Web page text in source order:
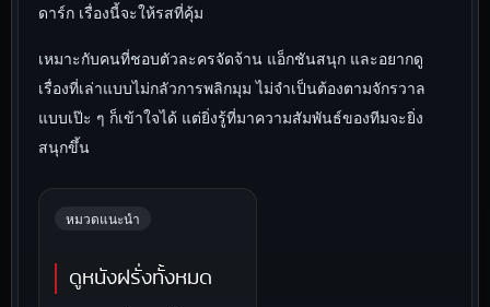
ดาร์ก เรื่องนี้จะให้รสที่คุ้ม
เหมาะกับคนที่ชอบตัวละครจัดจ้าน แอ็กชันสนุก และอยากดู
เรื่องที่เล่าแบบไม่กลัวการพลิกมุม ไม่จำเป็นต้องตามจักรวาล
แบบเป๊ะ ๆ ก็เข้าใจได้ แต่ยิ่งรู้ที่มาความสัมพันธ์ของทีมจะยิ่ง
สนุกขึ้น
หมวดแนะนำ
ดูหนังฝรั่งทั้งหมด